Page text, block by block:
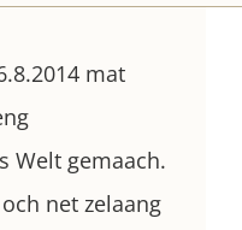
mat
Welt gemaach.
net zelaang